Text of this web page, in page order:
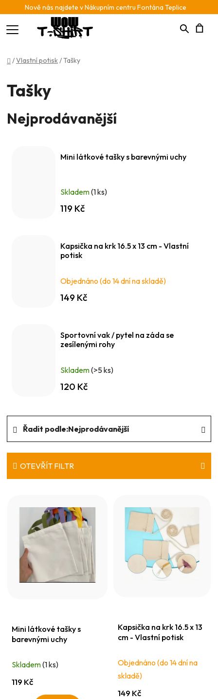
Nově nás najdete v Nákupním centru Fontána Teplice
Hledat
Domů
/Vlastní potisk/Tašky
Tašky
Nejprodávanější
Mini látkové tašky s barevnými uchy
Skladem(1 ks)
119 Kč
Kapsička na krk 16.5 x 13 cm - Vlastní
potisk
Objednáno (do 14 dní na skladě)
149 Kč
Sportovní vak / pytel na záda se
zesílenými rohy
Skladem(>5 ks)
120 Kč
Ř
a
z
e
n
Řadit podle:Nejprodávanější
OTEVŘÍT FILTR
u
k
ů
Mini látkové tašky s
barevnými uchy
Skladem(1 ks)
119 Kč
Kapsička na krk 16.5 x 13
cm - Vlastní potisk
Objednáno (do 14 dní na
skladě)
149 Kč